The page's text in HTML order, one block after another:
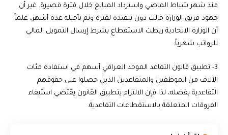
منذ شهر شباط الماضي واسترداد المبالغ خلال فترة قصيرة. غير أن
جهود فريق الوزارة حالت دون تنفيذه لفترة وتم تأجيله عدة أشهر، علماً
أن الوزارة الاتحادية ربطت الاستقطاع بشرط إرسال التمويل المالي
للرواتب شهرياً.
3- تطبيق قانون التقاعد الموحد العراقي أسهم في استفادة مئات
الآلاف من الموظفين والمتقاعدين الذين حصلوا على حقوقهم
التقاعدية بفضله، لذا فإن الالتزام بتطبيق القانون يقتضي استيفاء
الفروقات المتعلقة بالاستقطاعات التقاعدية.